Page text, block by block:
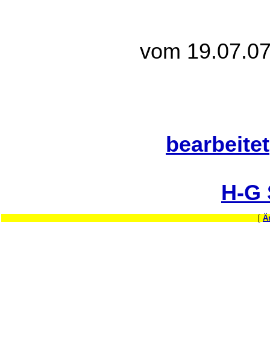
vom
bearbeitet
H-G
[